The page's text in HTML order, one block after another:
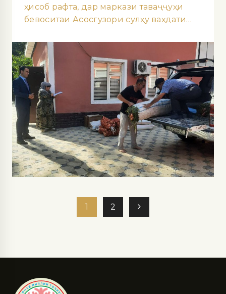
ҳисоб рафта, дар маркази таваҷҷуҳи
бевоситаи Асосгузори сулҳу ваҳдати…
1 2